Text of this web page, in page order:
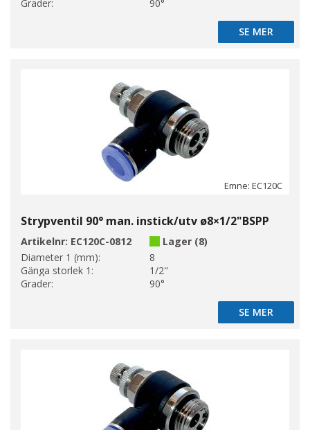
Grader: 90°
SE MER
SE MER
Emne: EC120C
Strypventil 90° man. instick/utv ø8×1/2"BSPP
Artikelnr: EC120C-0812
Lager (8)
Diameter 1 (mm):
8
Gänga storlek 1:
1/2"
Grader:
90°
SE MER
SE MER